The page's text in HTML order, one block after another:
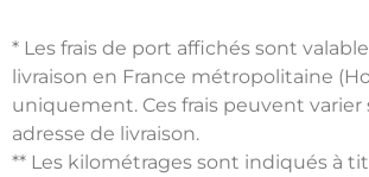
* Les frais de port affichés sont
livraison en France métropolitaine
uniquement. Ces frais peuvent varier
adresse de livraison.
** Les kilométrages sont indiqués à